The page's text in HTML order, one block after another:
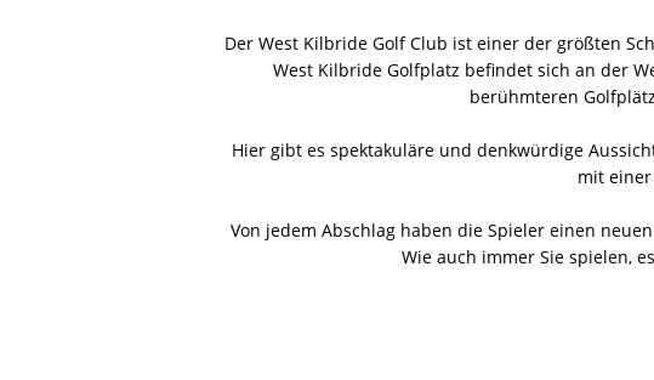
Der West Kilbride Golf Club ist einer der größten
West Kilbride Golfplatz befindet sich an der
berühmteren
Hier gibt es spektakuläre und denkwürdige
mit
Von jedem Abschlag haben die Spieler einen
Wie auch immer Sie spielen,